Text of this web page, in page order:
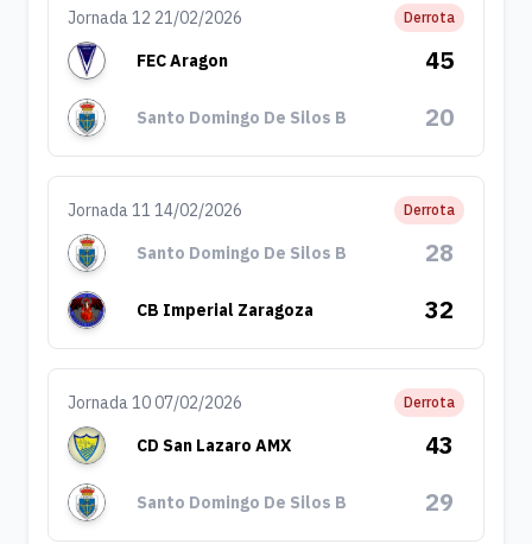
Jornada 12 21/02/2026 Derrota
FEC Aragon 45
Santo Domingo De Silos B 20
Jornada 11 14/02/2026 Derrota
Santo Domingo De Silos B 28
CB Imperial Zaragoza 32
Jornada 10 07/02/2026 Derrota
CD San Lazaro AMX 43
Santo Domingo De Silos B 29